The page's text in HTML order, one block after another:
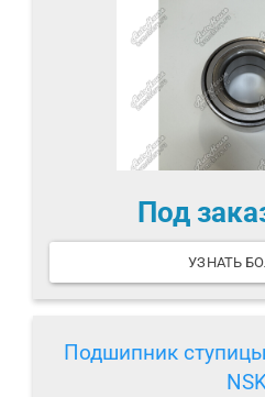
Под
УЗНАТЬ
Подшипник